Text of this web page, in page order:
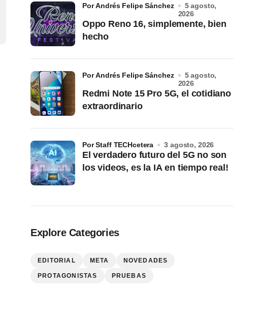
Oppo Reno 16, simplemente, bien
hecho
por Andrés Felipe Sánchez
5 agosto,
2026
Redmi Note 15 Pro 5G, el cotidiano
extraordinario
por Andrés Felipe Sánchez
5 agosto,
2026
El verdadero futuro del 5G no son
los videos, es la IA en tiempo real!
por Staff TECHcetera 3 agosto, 2026
Explore Categories
EDITORIAL META NOVEDADES
PROTAGONISTAS PRUEBAS